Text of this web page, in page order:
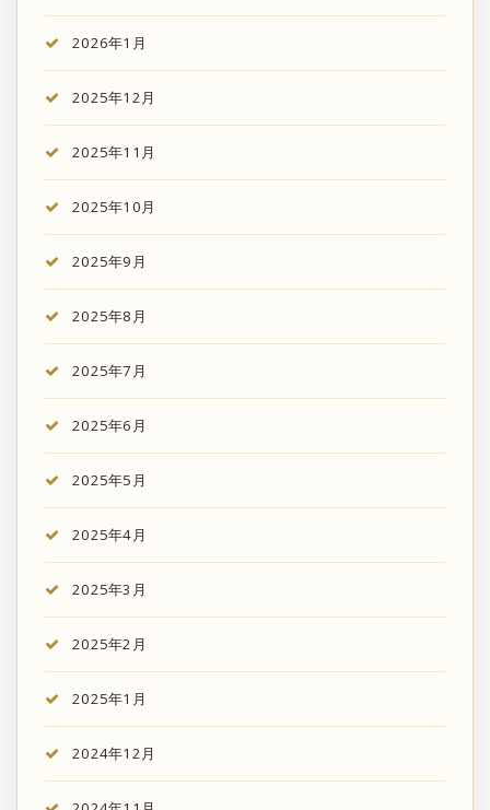
2026年1月
2025年12月
2025年11月
2025年10月
2025年9月
2025年8月
2025年7月
2025年6月
2025年5月
2025年4月
2025年3月
2025年2月
2025年1月
2024年12月